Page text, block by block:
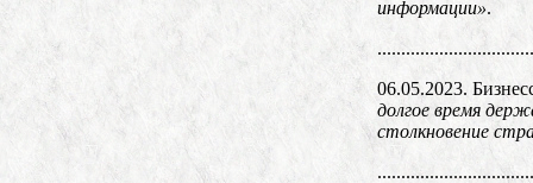
информации».
06.05.2023.
долгое время
столкновение